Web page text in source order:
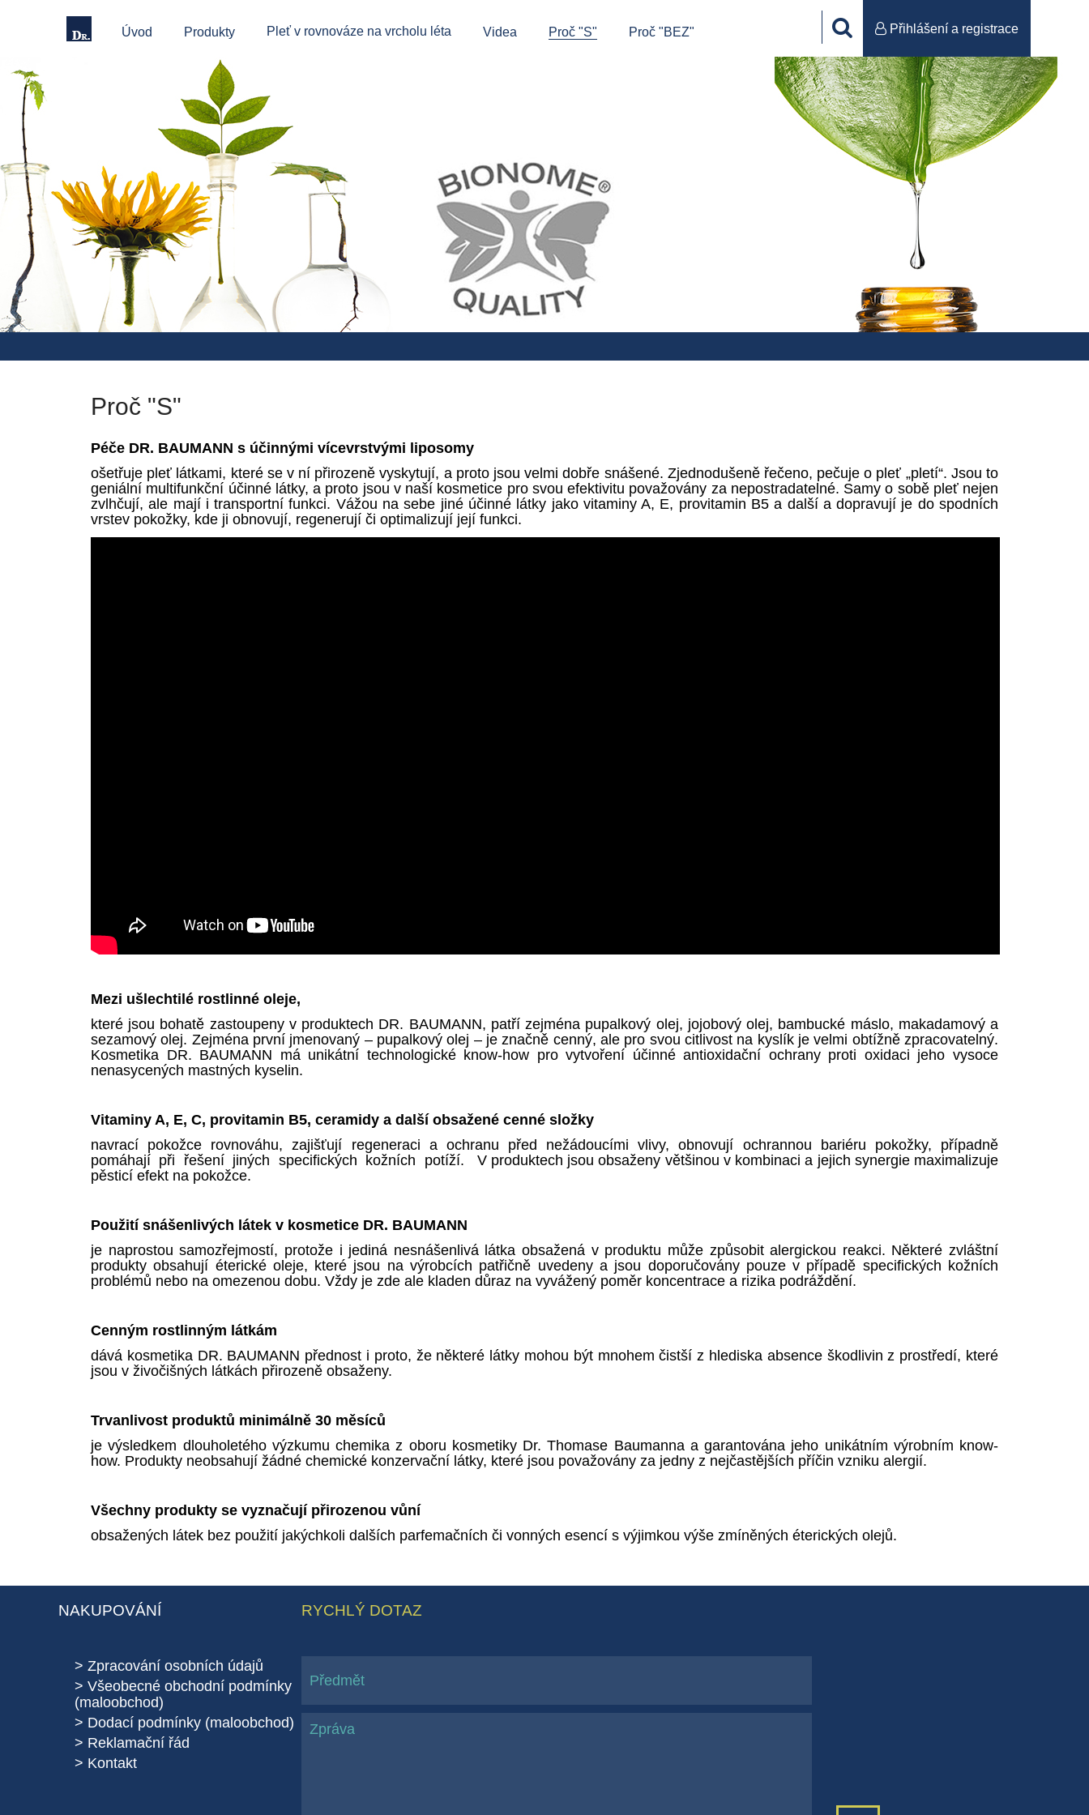
Úvod Produkty Pleť v rovnováze na vrcholu léta Videa Proč "S" Proč "BEZ" Přihlášení a registrace
Proč "S"
Péče DR. BAUMANN s účinnými vícevrstvými liposomy
ošetřuje pleť látkami, které se v ní přirozeně vyskytují, a proto jsou velmi dobře snášené. Zjednodušeně řečeno, pečuje o pleť „pletí“. Jsou to
geniální multifunkční účinné látky, a proto jsou v naší kosmetice pro svou efektivitu považovány za nepostradatelné. Samy o sobě pleť nejen
zvlhčují, ale mají i transportní funkci. Vážou na sebe jiné účinné látky jako vitaminy A, E, provitamin B5 a další a dopravují je do spodních
vrstev pokožky, kde ji obnovují, regenerují či optimalizují její funkci.
Mezi ušlechtilé rostlinné oleje,
které jsou bohatě zastoupeny v produktech DR. BAUMANN, patří zejména pupalkový olej, jojobový olej, bambucké máslo, makadamový a
sezamový olej. Zejména první jmenovaný – pupalkový olej – je značně cenný, ale pro svou citlivost na kyslík je velmi obtížně zpracovatelný.
Kosmetika DR. BAUMANN má unikátní technologické know-how pro vytvoření účinné antioxidační ochrany proti oxidaci jeho vysoce
nenasycených mastných kyselin.
Vitaminy A, E, C, provitamin B5, ceramidy a další obsažené cenné složky
navrací pokožce rovnováhu, zajišťují regeneraci a ochranu před nežádoucími vlivy, obnovují ochrannou bariéru pokožky, případně
pomáhají při řešení jiných specifických kožních potíží. V produktech jsou obsaženy většinou v kombinaci a jejich synergie maximalizuje
pěsticí efekt na pokožce.
Použití snášenlivých látek v kosmetice DR. BAUMANN
je naprostou samozřejmostí, protože i jediná nesnášenlivá látka obsažená v produktu může způsobit alergickou reakci. Některé zvláštní
produkty obsahují éterické oleje, které jsou na výrobcích patřičně uvedeny a jsou doporučovány pouze v případě specifických kožních
problémů nebo na omezenou dobu. Vždy je zde ale kladen důraz na vyvážený poměr koncentrace a rizika podráždění.
Cenným rostlinným látkám
dává kosmetika DR. BAUMANN přednost i proto, že některé látky mohou být mnohem čistší z hlediska absence škodlivin z prostředí, které
jsou v živočišných látkách přirozeně obsaženy.
Trvanlivost produktů minimálně 30 měsíců
je výsledkem dlouholetého výzkumu chemika z oboru kosmetiky Dr. Thomase Baumanna a garantována jeho unikátním výrobním know-
how. Produkty neobsahují žádné chemické konzervační látky, které jsou považovány za jedny z nejčastějších příčin vzniku alergií.
Všechny produkty se vyznačují přirozenou vůní
obsažených látek bez použití jakýchkoli dalších parfemačních či vonných esencí s výjimkou výše zmíněných éterických olejů.
NAKUPOVÁNÍ
Zpracování osobních údajů
Všeobecné obchodní podmínky
(maloobchod)
Dodací podmínky (maloobchod)
Reklamační řád
Kontakt
RYCHLÝ DOTAZ